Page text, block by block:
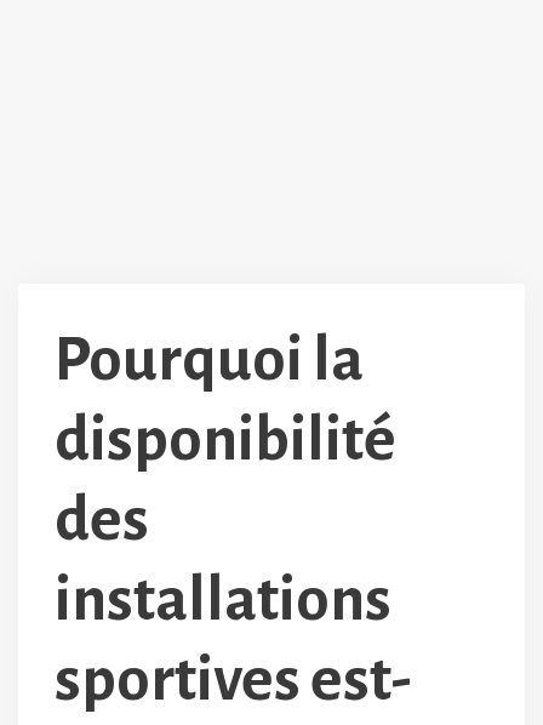
Pourquoi la
disponibilité
des
installations
sportives est-